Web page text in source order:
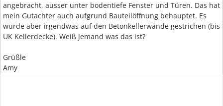
angebracht, ausser unter bodentiefe Fenster und Türen. Das hat
mein Gutachter auch aufgrund Bauteilöffnung behauptet. Es
wurde aber irgendwas auf den Betonkellerwände gestrichen (bis
UK Kellerdecke). Weiß jemand was das ist?
Grüßle
Amy